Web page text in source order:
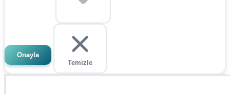
Onayla
Temizle